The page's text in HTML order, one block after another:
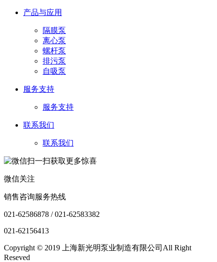
产品与应用
隔膜泵
离心泵
螺杆泵
排污泵
自吸泵
服务支持
服务支持
联系我们
联系我们
微信关注
销售咨询服务热线
021-62586878 / 021-62583382
021-62156413
Copyright © 2019 上海新光明泵业制造有限公司All Right
Reseved